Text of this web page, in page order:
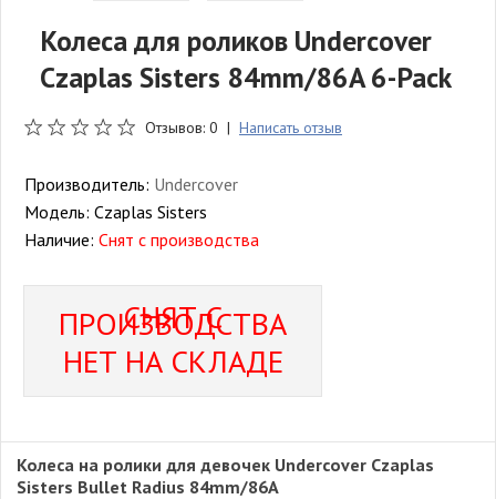
Колеса для роликов Undercover
Czaplas Sisters 84mm/86A 6-Pack
Отзывов: 0 | Написать отзыв
Производитель: Undercover
Модель: Czaplas Sisters
Наличие: Снят с производства
СНЯТ С
ПРОИЗВОДСТВА
НЕТ НА СКЛАДЕ
Колеса на ролики для девочек Undercover Czaplas
Sisters Bullet Radius 84mm/86A